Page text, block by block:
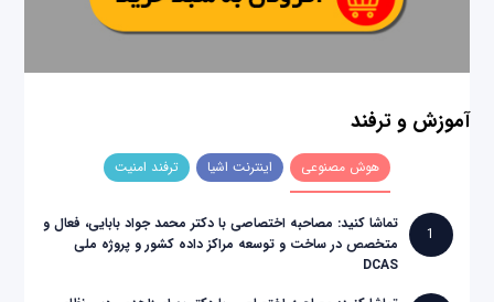
آموزش و ترفند
هوش مصنوعی اینترنت اشیا ترفند امنیت
1
تماشا کنید: مصاحبه اختصاصی با دکتر محمد جواد بابایی، فعال و
متخصص در ساخت و توسعه مراکز داده کشور و پروژه ملی
DCAS